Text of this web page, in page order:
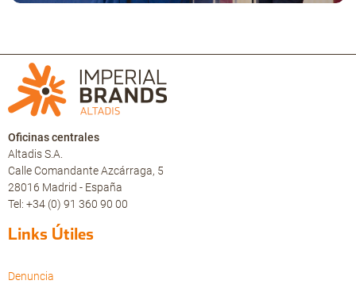
Oficinas centrales
Altadis S.A.
Calle Comandante Azcárraga, 5
28016 Madrid - España
Tel: +34 (0) 91 360 90 00
Links Útiles
Denuncia